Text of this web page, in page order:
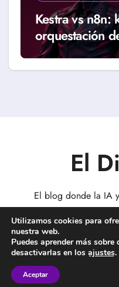
Kestra vs n8n:
orquestación
workflows
El
El blog donde la IA
Copyright © Todos los
Utilizamos cookies para
nuestra web.
Puedes aprender más
desactivarlas en los ajustes.
Aceptar